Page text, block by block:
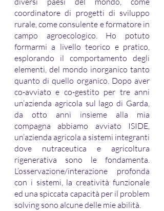
coordinatore di progetti di sviluppo
rurale, come consulente e formatore in
campo agroecologico. Ho potuto
formarmi a livello teorico e pratico,
esplorando il comportamento degli
elementi, del mondo inorganico tanto
quanto di quello organico. Dopo aver
co-avviato e co-gestito per tre anni
un’azienda agricola sul lago di Garda,
da otto anni insieme alla mia
compagna abbiamo avviato ISIDE,
un’azienda agricola a sistemi integranti
dove nutraceutica e agricoltura
rigenerativa sono le fondamenta.
L’osservazione/interazione profonda
con i sistemi, la creatività funzionale
ed una spiccata capacità per il problem
solving sono alcune delle mie abilità.